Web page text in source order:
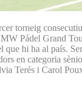
torneig
Pádel Grand
que hi ha al país.
en categoria
Terés i Carol